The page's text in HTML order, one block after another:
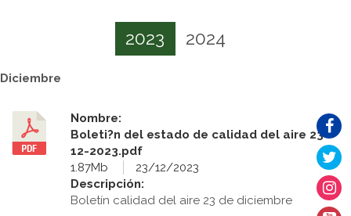
2023 2024
Diciembre
Nombre:
Boleti?n del estado de calidad del aire 23-
12-2023.pdf
1.87Mb
23/12/2023
Descripción:
Boletín calidad del aire 23 de diciembre